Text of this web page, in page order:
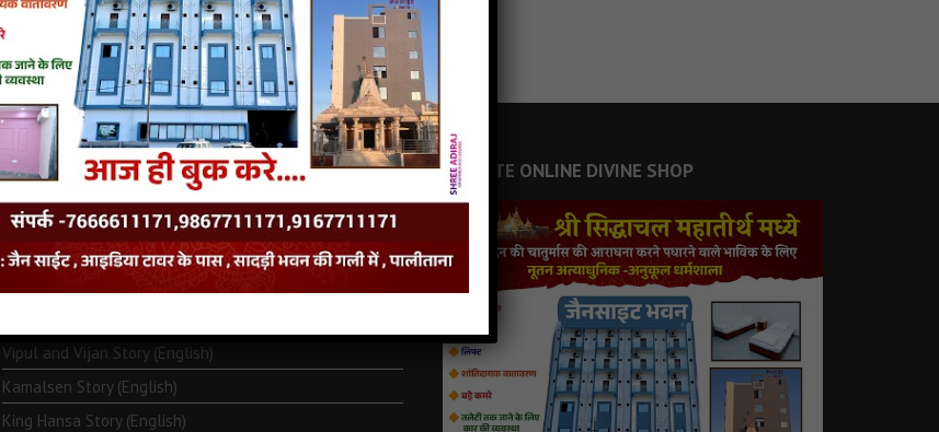
LATEST JAINISM
The Jain Monk and his Saka saviours (English)
Monk Metarya (English)
Vipul and Vijan Story (English)
Kamalsen Story (English)
King Hansa Story (English)
JAINSITE ONLINE DIVINE SHOP